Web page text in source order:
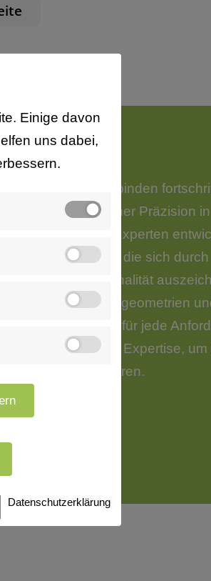
Einige davon
uns dabei,
Datenschutzerklärung
Aluminium verbinden
mit fachmännischer Präzision
Unsere Experten
Aluminiumprofile, die sich durch
und Funktionalität
Profilgeometrien
Lösungen für jede
Sie sich auf unsere Expertise, um
zu realisieren.